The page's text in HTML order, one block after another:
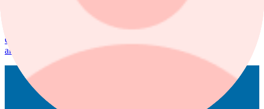
Höjd riktkurs för Nibe
Citigroup sänker riktkursen för Novo Nordisk. Här är dagens
aktierekommendationer.